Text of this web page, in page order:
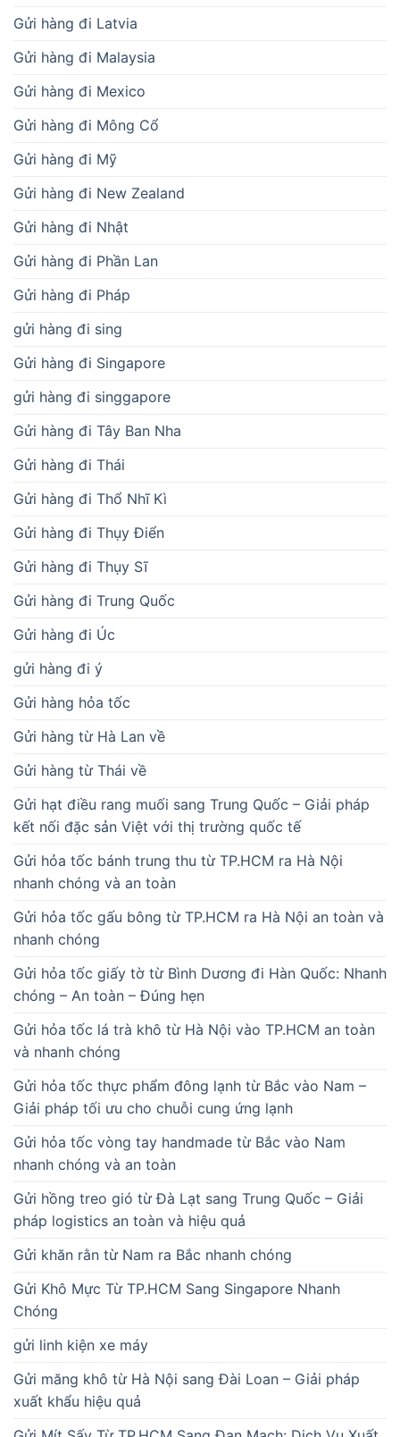
Gửi hàng đi Latvia
Gửi hàng đi Malaysia
Gửi hàng đi Mexico
Gửi hàng đi Mông Cổ
Gửi hàng đi Mỹ
Gửi hàng đi New Zealand
Gửi hàng đi Nhật
Gửi hàng đi Phần Lan
Gửi hàng đi Pháp
gửi hàng đi sing
Gửi hàng đi Singapore
gửi hàng đi singgapore
Gửi hàng đi Tây Ban Nha
Gửi hàng đi Thái
Gửi hàng đi Thổ Nhĩ Kì
Gửi hàng đi Thụy Điển
Gửi hàng đi Thụy Sĩ
Gửi hàng đi Trung Quốc
Gửi hàng đi Úc
gửi hàng đi ý
Gửi hàng hỏa tốc
Gửi hàng từ Hà Lan về
Gửi hàng từ Thái về
Gửi hạt điều rang muối sang Trung Quốc – Giải pháp
kết nối đặc sản Việt với thị trường quốc tế
Gửi hỏa tốc bánh trung thu từ TP.HCM ra Hà Nội
nhanh chóng và an toàn
Gửi hỏa tốc gấu bông từ TP.HCM ra Hà Nội an toàn và
nhanh chóng
Gửi hỏa tốc giấy tờ từ Bình Dương đi Hàn Quốc: Nhanh
chóng – An toàn – Đúng hẹn
Gửi hỏa tốc lá trà khô từ Hà Nội vào TP.HCM an toàn
và nhanh chóng
Gửi hỏa tốc thực phẩm đông lạnh từ Bắc vào Nam –
Giải pháp tối ưu cho chuỗi cung ứng lạnh
Gửi hỏa tốc vòng tay handmade từ Bắc vào Nam
nhanh chóng và an toàn
Gửi hồng treo gió từ Đà Lạt sang Trung Quốc – Giải
pháp logistics an toàn và hiệu quả
Gửi khăn rằn từ Nam ra Bắc nhanh chóng
Gửi Khô Mực Từ TP.HCM Sang Singapore Nhanh
Chóng
gửi linh kiện xe máy
Gửi măng khô từ Hà Nội sang Đài Loan – Giải pháp
xuất khẩu hiệu quả